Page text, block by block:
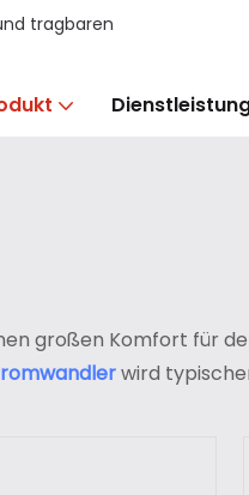
tragbaren
großen Komfort für
wird